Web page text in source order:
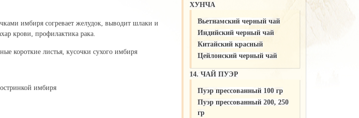
имбиря согревает желудок, выводит шлаки и
крови, профилактика рака.
короткие листья, кусочки сухого имбиря
имбиря
ХУНЧА
Вьетнамский черный чай
Индийский черный чай
Китайский красный
Цейлонский черный чай
14. ЧАЙ ПУЭР
Пуэр прессованный 100 гр
Пуэр прессованный 200, 250
гр